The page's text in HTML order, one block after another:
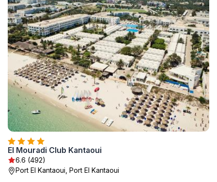
El Mouradi Club Kantaoui
6.6 (492)
Port El Kantaoui, Port El Kantaoui